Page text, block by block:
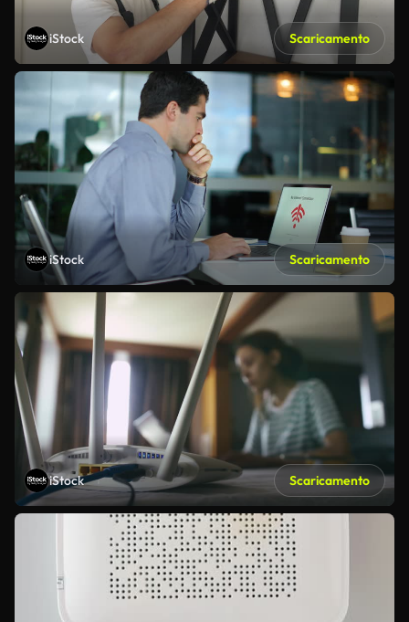
iStock Scaricamento
iStock Scaricamento
iStock Scaricamento